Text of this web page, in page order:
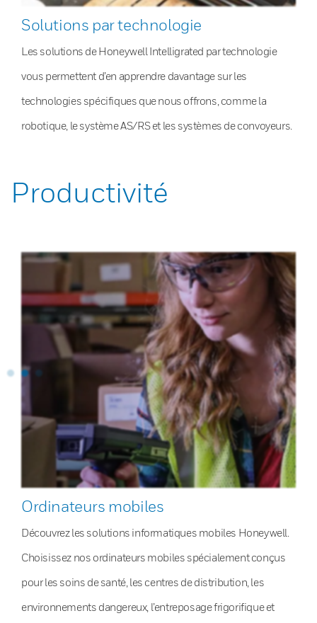
Solutions par technologie
Les solutions de Honeywell Intelligrated par technologie
vous permettent d’en apprendre davantage sur les
technologies spécifiques que nous offrons, comme la
robotique, le système AS/RS et les systèmes de convoyeurs.
Productivité
Ordinateurs mobiles
Découvrez les solutions informatiques mobiles Honeywell.
Choisissez nos ordinateurs mobiles spécialement conçus
pour les soins de santé, les centres de distribution, les
environnements dangereux, l’entreposage frigorifique et